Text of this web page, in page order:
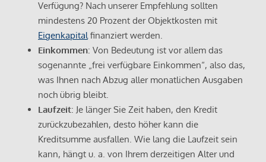
Verfügung? Nach unserer Empfehlung sollten
mindestens 20 Prozent der Objektkosten mit
Eigenkapital finanziert werden.
Einkommen: Von Bedeutung ist vor allem das
sogenannte „frei verfügbare Einkommen“, also das,
was Ihnen nach Abzug aller monatlichen Ausgaben
noch übrig bleibt.
Laufzeit: Je länger Sie Zeit haben, den Kredit
zurückzubezahlen, desto höher kann die
Kreditsumme ausfallen. Wie lang die Laufzeit sein
kann, hängt u. a. von Ihrem derzeitigen Alter und